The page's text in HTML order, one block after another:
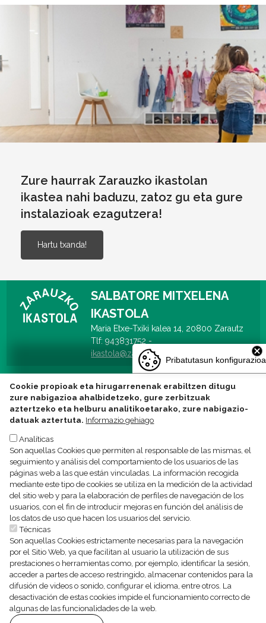
Zure haurrak Zarauzko ikastolan
ikastea nahi baduzu, zatoz gu eta gure
instalazioak ezagutzera!
Hartu txanda!
SALBATORE MITXELENA
IKASTOLA
Maria Etxe-Txiki kalea 14, 20800 Zarautz
Tlf: 943831752 -
ikastola@zarauzkoikastola.eus
Política de privacidad Texto legal Política de Cookies
Pribatutasun konfigurazioa
Cookie propioak eta hirugarrenenak erabiltzen ditugu
zure nabigazioa ahalbidetzeko, gure zerbitzuak
aztertzeko eta helburu analitikoetarako, zure nabigazio-
datuak aztertuta. Informazio gehiago
Analíticas
Son aquellas Cookies que permiten al responsable de las mismas, el
seguimiento y análisis del comportamiento de los usuarios de las
páginas web a las que están vinculadas. La información recogida
mediante este tipo de cookies se utiliza en la medición de la actividad
del sitio web y para la elaboración de perfiles de navegación de los
usuarios, con el fin de introducir mejoras en función del análisis de
los datos de uso que hacen los usuarios del servicio.
Técnicas
Son aquellas Cookies estrictamente necesarias para la navegación
por el Sitio Web, ya que facilitan al usuario la utilización de sus
prestaciones o herramientas como, por ejemplo, identificar la sesión,
acceder a partes de acceso restringido, almacenar contenidos para la
difusión de videos o sonido, configurar el idioma, entre otros. La
desactivación de estas cookies impide el funcionamiento correcto de
algunas de las funcionalidades de la web.